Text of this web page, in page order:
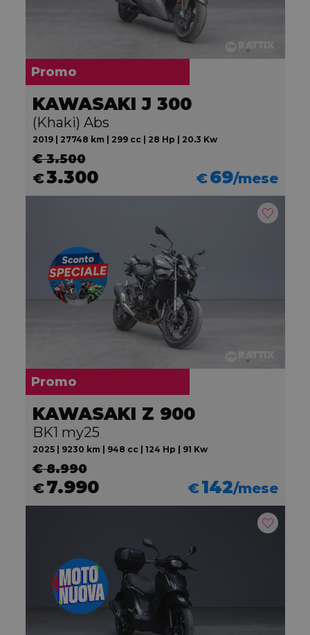
Promo
KAWASAKI J 300
(Khaki) Abs
2019 | 27748 km | 299 cc | 28 Hp | 20.3 Kw
€ 3.500
€3.300 €69/mese
Promo
KAWASAKI Z 900
BK1 my25
2025 | 9230 km | 948 cc | 124 Hp | 91 Kw
€ 8.990
€7.990 €142/mese